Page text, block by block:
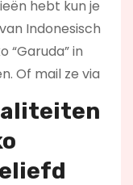
hebt kun je
Indonesisch
“Garuda” in
Of mail ze via